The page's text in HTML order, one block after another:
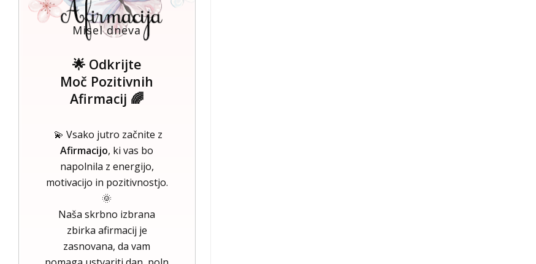
Misel dneva
🌟 Odkrijte
Moč Pozitivnih
Afirmacij 🌈
💫 Vsako jutro začnite z
Afirmacijo, ki vas bo
napolnila z energijo,
motivacijo in pozitivnostjo.
🌞
Naša skrbno izbrana
zbirka afirmacij je
zasnovana, da vam